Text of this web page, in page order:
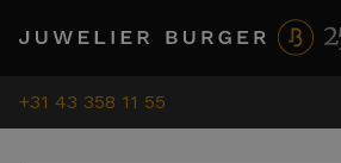
+31 43 358 11 55